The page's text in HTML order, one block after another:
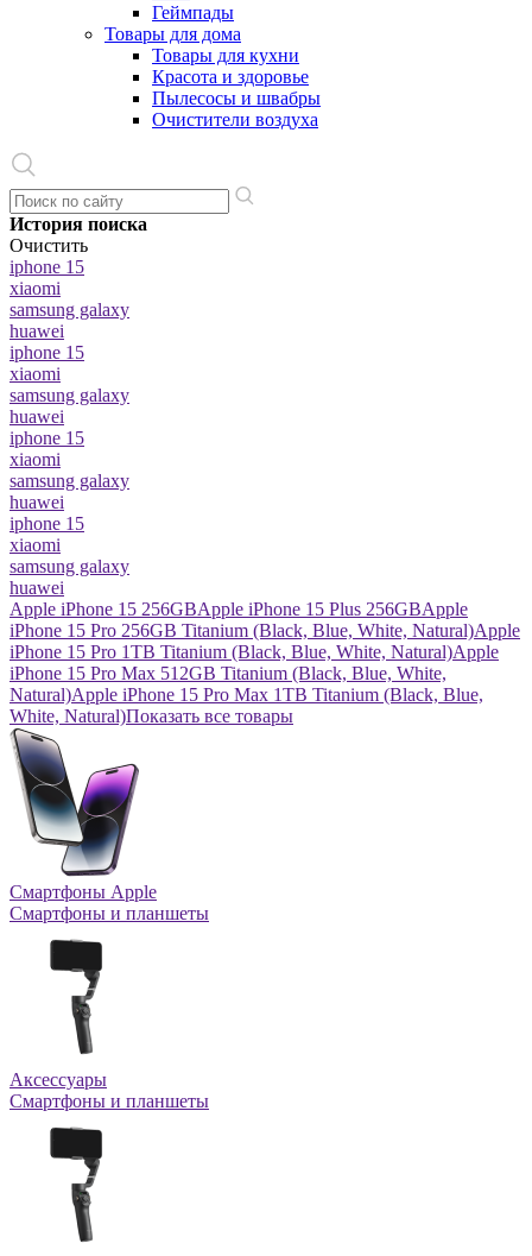
Геймпады
Товары для дома
Товары для кухни
Красота и здоровье
Пылесосы и швабры
Очистители воздуха
История поиска
Очистить
iphone 15
xiaomi
samsung galaxy
huawei
iphone 15
xiaomi
samsung galaxy
huawei
iphone 15
xiaomi
samsung galaxy
huawei
iphone 15
xiaomi
samsung galaxy
huawei
Apple iPhone 15 256GBApple iPhone 15 Plus 256GBApple
iPhone 15 Pro 256GB Titanium (Black, Blue, White, Natural)Apple
iPhone 15 Pro 1TB Titanium (Black, Blue, White, Natural)Apple
iPhone 15 Pro Max 512GB Titanium (Black, Blue, White,
Natural)Apple iPhone 15 Pro Max 1TB Titanium (Black, Blue,
White, Natural)Показать все товары
Смартфоны Apple
Смартфоны и планшеты
Аксессуары
Смартфоны и планшеты